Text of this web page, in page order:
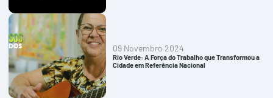
09 Novembro 2024
Rio Verde: A Força do Trabalho que Transformou a
Cidade em Referência Nacional